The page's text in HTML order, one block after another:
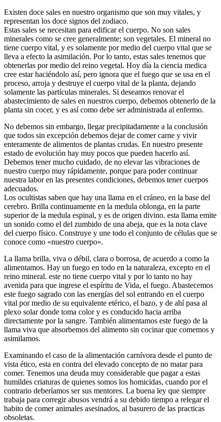
Existen doce sales en nuestro organismo que son muy vitales, y
representan los doce signos del zodiaco.
Estas sales se necesitan para edificar el cuerpo. No son sales
minerales como se cree generalmente; son vegetales. El mineral no
tiene cuerpo vital, y es solamente por medio del cuerpo vital que se
lleva a efecto la asimilación. Por lo tanto, estas sales tenemos que
obtenerlas por medio del reino vegetal. Hoy día la ciencia medica
cree estar haciéndolo así, pero ignora que el fuego que se usa en el
proceso, arroja y destruye el cuerpo vital de la planta, dejando
solamente las partículas minerales. Si deseamos renovar el
abastecimiento de sales en nuestros cuerpo, debemos obtenerlo de la
planta sin cocer, y es así como debe ser administrada al enfermo.
No debemos sin embargo, llegar precipitadamente a la conclusión
que todos sin excepción debemos dejar de comer carne y vivir
enteramente de alimentos de plantas crudas. En nuestro presente
estado de evolución hay muy pocos que pueden hacerlo así.
Debemos tener mucho cuidado, de no elevar las vibraciones de
nuestro cuerpo muy rápidamente, porque para poder continuar
nuestra labor en las presentes condiciones, debemos tener cuerpos
adecuados.
Los ocultistas saben que hay una llama en el cráneo, en la base del
cerebro. Brilla continuamente en la medula oblonga, en la parte
superior de la medula espinal, y es de origen divino. esta llama emite
un sonido como el del zumbido de una abeja, que es la nota clave
del cuerpo físico. Construye y une todo el conjunto de células que se
conoce como «nuestro cuerpo».
La llama brilla, viva o débil, clara o borrosa, de acuerdo a como la
alimentamos. Hay un fuego en todo en la naturaleza, excepto en el
reino mineral. este no tiene cuerpo vital y por lo tanto no hay
avenida para que ingrese el espíritu de Vida, el fuego. Abastecemos
este fuego sagrado con las energías del sol entrando en el cuerpo
vital por medio de su equivalente etérico, el bazo, y de ahí pasa al
plexo solar donde toma color y es conducido hacia arriba
directamente por la sangre. También alimentamos este fuego de la
llama viva que absorbemos del alimento sin cocinar que comemos y
asimilamos.
Examinando el caso de la alimentación carnívora desde el punto de
vista ético, esta en contra del elevado concepto de no matar para
comer. Tenemos una deuda muy considerable que pagar a estas
humildes criaturas de quienes somos los homicidas, cuando por el
contrario deberíamos ser sus mentores. La buena ley que siempre
trabaja para corregir abusos vendrá a su debido tiempo a relegar el
habito de comer animales asesinados, al basurero de las practicas
obsoletas.